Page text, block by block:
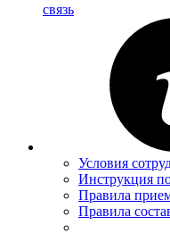
связь
Условия
Инструкция
Правила
Правила